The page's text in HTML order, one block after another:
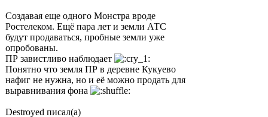
Создавая еще одного Монстра вроде
Ростелеком. Ещё пара лет и земли АТС
будут продаваться, пробные земли уже
опробованы.
ПР завистливо наблюдает
Понятно что земля ПР в деревне Кукуево
нафиг не нужна, но и её можно продать для
выравнивания фона
Destroyed писал(а)